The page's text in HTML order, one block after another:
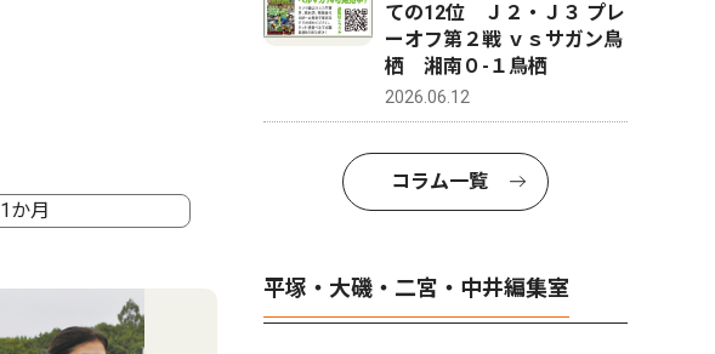
1か月
4
ての12位 Ｊ２・Ｊ３ プレ
ーオフ第２戦 ｖｓサガン鳥
栖 湘南０-１鳥栖
2026.06.12
コラム一覧
平塚・大磯・二宮・中井編集室